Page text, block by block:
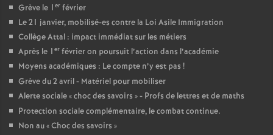
e
S
e
Grève le 1 er février
Le 21 janvier, mobilisé-es contre la Loi Asile Immigration
Collège Attal : impact immédiat sur les métiers
Après le 1 er février on poursuit l’action dans l’académie
Moyens académiques : Le compte n’y est pas !
Grève du 2 avril - Matériel pour mobiliser
Alerte sociale «choc des savoirs » - Profs de lettres et de maths
Protection sociale complémentaire, le combat continue.
Non au «Choc des savoirs »